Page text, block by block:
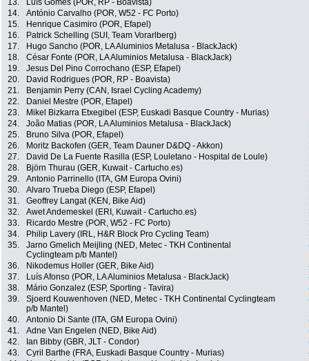
13.
Luís Gomes (POR, RP - Boavista)
14.
António Carvalho (POR, W52 - FC Porto)
15.
Henrique Casimiro (POR, Efapel)
16.
Patrick Schelling (SUI, Team Vorarlberg)
17.
Hugo Sancho (POR, LA Aluminios Metalusa - BlackJack)
18.
César Fonte (POR, LA Aluminios Metalusa - BlackJack)
19.
Jesus Del Pino Corrochano (ESP, Efapel)
20.
David Rodrigues (POR, RP - Boavista)
21.
Benjamin Perry (CAN, Israel Cycling Academy)
22.
Daniel Mestre (POR, Efapel)
23.
Mikel Bizkarra Etxegibel (ESP, Euskadi Basque Country - Murias)
24.
João Matias (POR, LA Aluminios Metalusa - BlackJack)
25.
Bruno Silva (POR, Efapel)
26.
Moritz Backofen (GER, Team Dauner D&DQ - Akkon)
27.
David De La Fuente Rasilla (ESP, Louletano - Hospital de Loule)
28.
Björn Thurau (GER, Kuwait - Cartucho.es)
29.
Antonio Parrinello (ITA, GM Europa Ovini)
30.
Alvaro Trueba Diego (ESP, Efapel)
31.
Geoffrey Langat (KEN, Bike Aid)
32.
Awet Andemeskel (ERI, Kuwait - Cartucho.es)
33.
Ricardo Mestre (POR, W52 - FC Porto)
34.
Philip Lavery (IRL, H&R Block Pro Cycling Team)
35.
Jarno Gmelich Meijling (NED, Metec - TKH Continental
Cyclingteam p/b Mantel)
36. Nikodemus Holler (GER, Bike Aid)
37.
Luís Afonso (POR, LA Aluminios Metalusa - BlackJack)
38.
Mário Gonzalez (ESP, Sporting - Tavira)
39.
Sjoerd Kouwenhoven (NED, Metec - TKH Continental Cyclingteam
p/b Mantel)
40. Antonio Di Sante (ITA, GM Europa Ovini)
41.
Adne Van Engelen (NED, Bike Aid)
42.
Ian Bibby (GBR, JLT - Condor)
43.
Cyril Barthe (FRA, Euskadi Basque Country - Murias)